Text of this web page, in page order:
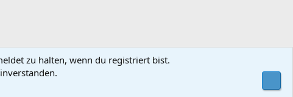
Nutzungsbedingungen Start
zu halten, wenn du registriert bist.